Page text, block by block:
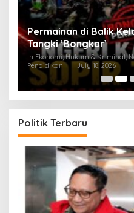
Permainan di Balik
Tangki ‘Bongkar’
In Ekonomi, Hukum & Kriminal,
Pendidikan
| July 18, 2026
Politik Terbaru